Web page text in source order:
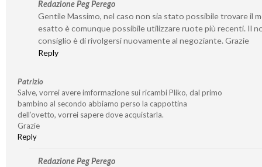
Redazione Peg Perego
Gentile Massimo, nel caso non sia stato possibile trovare il
esatto è comunque possibile utilizzare ruote più recenti. Il
consiglio è di rivolgersi nuovamente al negoziante. Grazie
Reply
Patrizio
Salve, vorrei avere imformazione sui ricambi Pliko, dal primo
bambino al secondo abbiamo perso la cappottina
dell’ovetto, vorrei sapere dove acquistarla.
Grazie
Reply
Redazione Peg Perego